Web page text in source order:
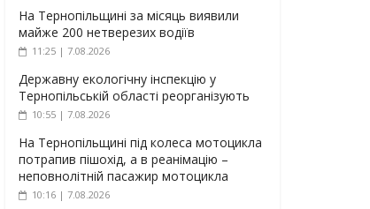
На Тернопільщині за місяць виявили
майже 200 нетверезих водіїв
11:25 | 7.08.2026
Державну екологічну інспекцію у
Тернопільській області реорганізують
10:55 | 7.08.2026
На Тернопільщині під колеса мотоцикла
потрапив пішохід, а в реанімацію –
неповнолітній пасажир мотоцикла
10:16 | 7.08.2026